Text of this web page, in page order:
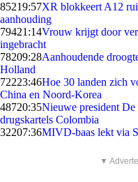
85219:57XR blokkeert A12
aanhouding
79421:14Vrouw krijgt door
ingebracht
78209:28Aanhoudende
Holland
72223:46Hoe 30 landen zich
China en Noord-Korea
48720:35Nieuwe president De
drugskartels Colombia
32207:36MIVD-baas lekt via
▼